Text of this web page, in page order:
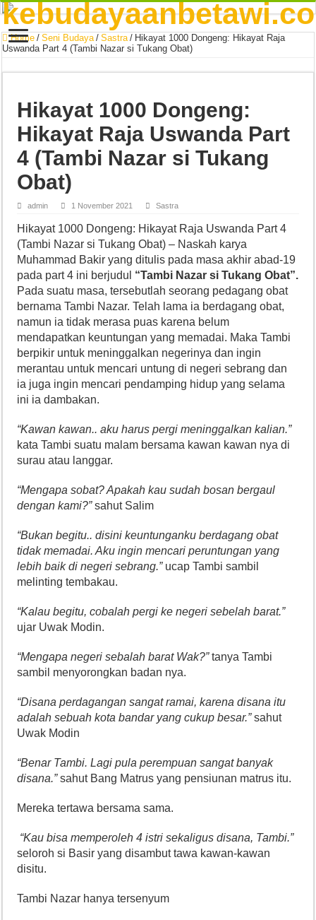
Home / Seni Budaya / Sastra / Hikayat 1000 Dongeng: Hikayat Raja
Uswanda Part 4 (Tambi Nazar si Tukang Obat)
Hikayat 1000 Dongeng:
Hikayat Raja Uswanda Part
4 (Tambi Nazar si Tukang
Obat)
admin 1 November 2021 Sastra
Hikayat 1000 Dongeng: Hikayat Raja Uswanda Part 4
(Tambi Nazar si Tukang Obat) – Naskah karya
Muhammad Bakir yang ditulis pada masa akhir abad-19
pada part 4 ini berjudul “Tambi Nazar si Tukang Obat”.
Pada suatu masa, tersebutlah seorang pedagang obat
bernama Tambi Nazar. Telah lama ia berdagang obat,
namun ia tidak merasa puas karena belum
mendapatkan keuntungan yang memadai. Maka Tambi
berpikir untuk meninggalkan negerinya dan ingin
merantau untuk mencari untung di negeri sebrang dan
ia juga ingin mencari pendamping hidup yang selama
ini ia dambakan.
“Kawan kawan.. aku harus pergi meninggalkan kalian.”
kata Tambi suatu malam bersama kawan kawan nya di
surau atau langgar.
“Mengapa sobat? Apakah kau sudah bosan bergaul
dengan kami?”sahut Salim
“Bukan begitu.. disini keuntunganku berdagang obat
tidak memadai. Aku ingin mencari peruntungan yang
lebih baik di negeri sebrang.”ucap Tambi sambil
melinting tembakau.
“Kalau begitu, cobalah pergi ke negeri sebelah barat.”
ujar Uwak Modin.
“Mengapa negeri sebalah barat Wak?”tanya Tambi
sambil menyorongkan badan nya.
“Disana perdagangan sangat ramai, karena disana itu
adalah sebuah kota bandar yang cukup besar.”sahut
Uwak Modin
“Benar Tambi. Lagi pula perempuan sangat banyak
disana.”sahut Bang Matrus yang pensiunan matrus itu.
Mereka tertawa bersama sama.
“Kau bisa memperoleh 4 istri sekaligus disana, Tambi.”
seloroh si Basir yang disambut tawa kawan-kawan
disitu.
Tambi Nazar hanya tersenyum